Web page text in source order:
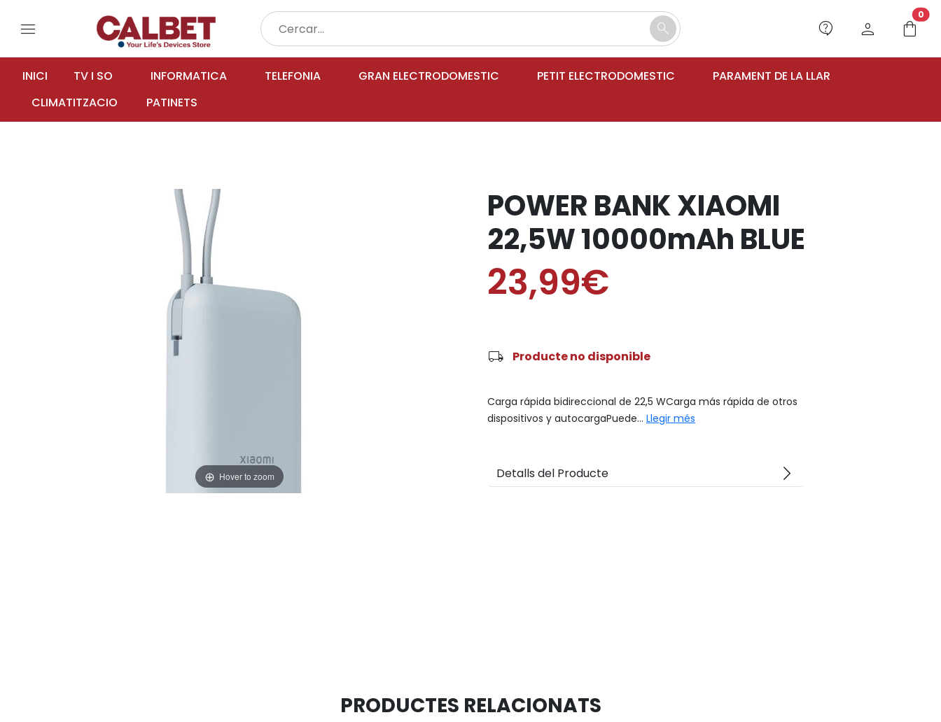
menu search contact_support person shopping_bag
0
INICI TV I SO INFORMATICA TELEFONIA GRAN ELECTRODOMESTIC PETIT ELECTRODOMESTIC
PARAMENT DE LA LLAR
CLIMATITZACIO
PATINETS
Hover to zoom
POWER BANK XIAOMI
22,5W 10000mAh BLUE
23,99€
local_shipping Producte no disponible
Carga rápida bidireccional de 22,5 WCarga más rápida de otros
dispositivos y autocargaPuede... Llegir més
Detalls del Producte arrow_forward_ios
PRODUCTES RELACIONATS